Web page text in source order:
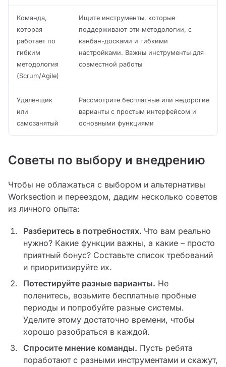
Команда,
которая
работает по
гибким
методология
(Scrum/Agile)
Ищите инструменты, которые
поддерживают эти методологии, с
канбан-досками и гибкими
настройками. Важны инструменты для
совместной работы
Удаленщик
или
самозанятый
Рассмотрите бесплатные или недорогие
варианты с простым интерфейсом и
основными функциями
Советы по выбору и внедрению
Чтобы не облажаться с выбором и альтернативы
Worksection и переездом, дадим несколько советов
из личного опыта:
Разберитесь в потребностях. Что вам реально
нужно? Какие функции важны, а какие – просто
приятный бонус? Составьте список требований
и приоритизируйте их.
Потестируйте разные варианты. Не
поленитесь, возьмите бесплатные пробные
периоды и попробуйте разные системы.
Уделите этому достаточно времени, чтобы
хорошо разобраться в каждой.
Спросите мнение команды. Пусть ребята
поработают с разными инструментами и скажут,